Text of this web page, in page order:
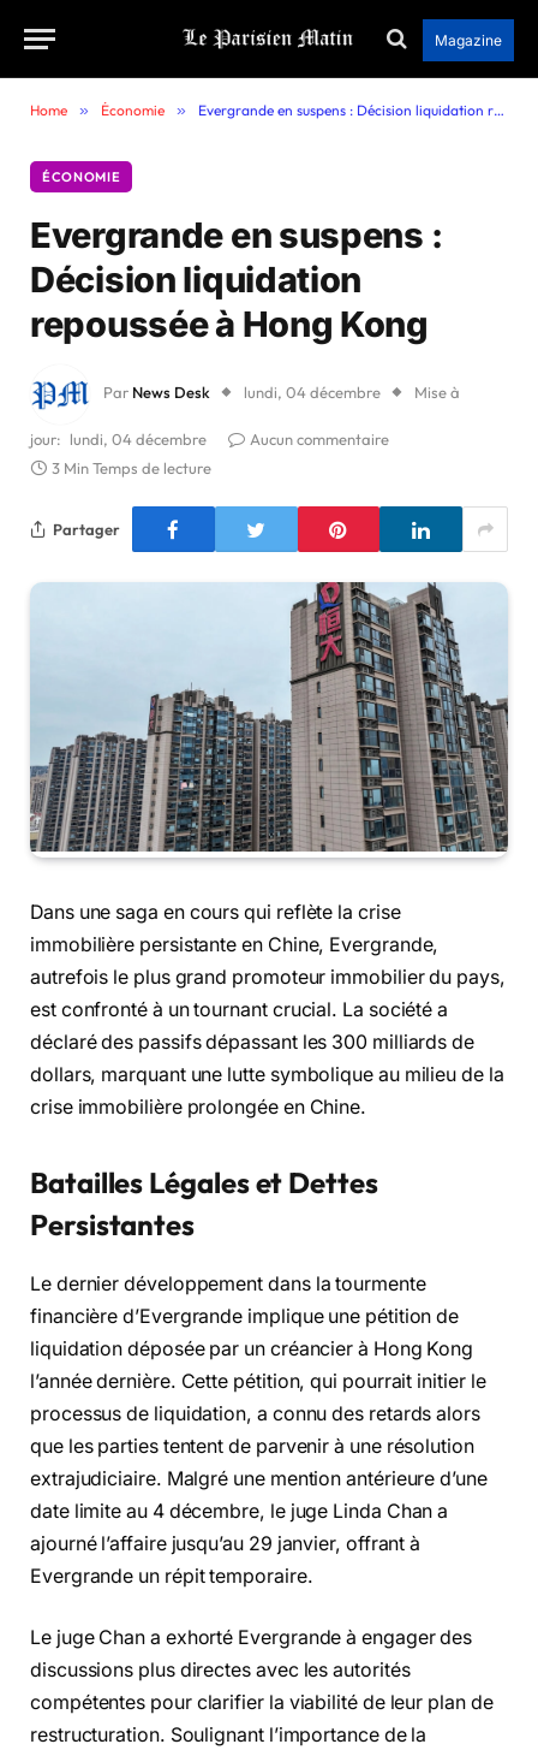
Magazine
Home » Économie » Evergrande en suspens : Décision liquidation repoussée à Hong Kong
ÉCONOMIE
Evergrande en suspens :
Décision liquidation
repoussée à Hong Kong
Par News Desk lundi, 04 décembre Mise à
jour: lundi, 04 décembre
Aucun commentaire
3 Min Temps de lecture
Partager
Dans une saga en cours qui reflète la crise
immobilière persistante en Chine, Evergrande,
autrefois le plus grand promoteur immobilier du pays,
est confronté à un tournant crucial. La société a
déclaré des passifs dépassant les 300 milliards de
dollars, marquant une lutte symbolique au milieu de la
crise immobilière prolongée en Chine.
Batailles Légales et Dettes
Persistantes
Le dernier développement dans la tourmente
financière d’Evergrande implique une pétition de
liquidation déposée par un créancier à Hong Kong
l’année dernière. Cette pétition, qui pourrait initier le
processus de liquidation, a connu des retards alors
que les parties tentent de parvenir à une résolution
extrajudiciaire. Malgré une mention antérieure d’une
date limite au 4 décembre, le juge Linda Chan a
ajourné l’affaire jusqu’au 29 janvier, offrant à
Evergrande un répit temporaire.
Le juge Chan a exhorté Evergrande à engager des
discussions plus directes avec les autorités
compétentes pour clarifier la viabilité de leur plan de
restructuration. Soulignant l’importance de la